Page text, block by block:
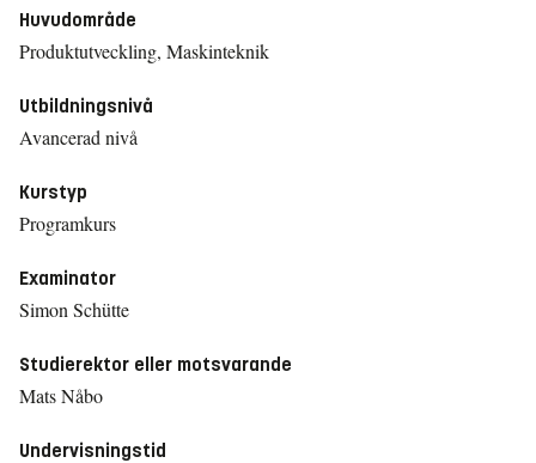
Huvudområde
Produktutveckling, Maskinteknik
Utbildningsnivå
Avancerad nivå
Kurstyp
Programkurs
Examinator
Simon Schütte
Studierektor eller motsvarande
Mats Nåbo
Undervisningstid